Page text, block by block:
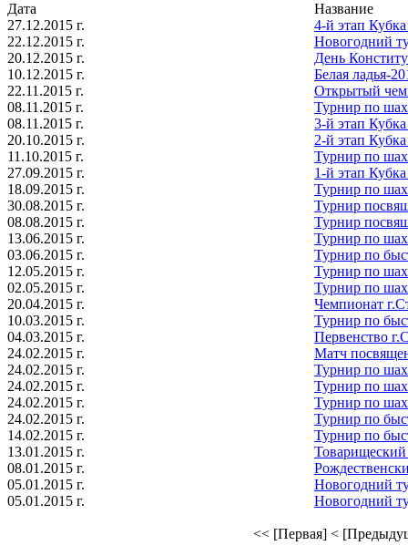
Дата
Название
27.12.2015 г.
4-й этап
22.12.2015 г.
Новогодний
20.12.2015 г.
День
10.12.2015 г.
Белая ладья-
22.11.2015 г.
Открытый
08.11.2015 г.
Турнир по
08.11.2015 г.
3-й этап
20.10.2015 г.
2-й этап
11.10.2015 г.
Турнир по
27.09.2015 г.
1-й этап
18.09.2015 г.
Турнир по
30.08.2015 г.
Турнир
08.08.2015 г.
Турнир
13.06.2015 г.
Турнир по
03.06.2015 г.
Турнир по
12.05.2015 г.
Турнир по
02.05.2015 г.
Турнир по
20.04.2015 г.
Чемпионат
10.03.2015 г.
Турнир по
04.03.2015 г.
Первенство
24.02.2015 г.
Матч
24.02.2015 г.
Турнир по
24.02.2015 г.
Турнир по
24.02.2015 г.
Турнир по
24.02.2015 г.
Турнир по
14.02.2015 г.
Турнир по
13.01.2015 г.
08.01.2015 г.
05.01.2015 г.
Новогодний
05.01.2015 г.
Новогодний
<< [Первая] <